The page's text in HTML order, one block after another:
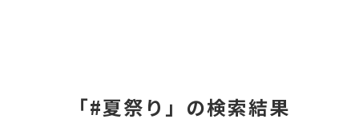
「#夏祭り」の検索結果